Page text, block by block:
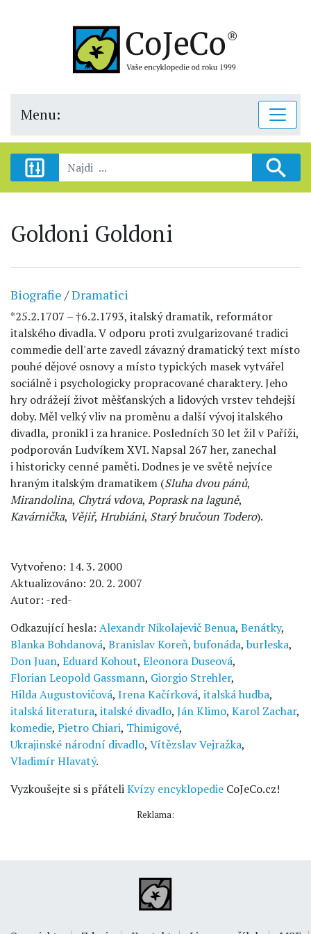
Menu:
Goldoni Goldoni
Biografie /Dramatici
*25.2.1707 – †6.2.1793, italský dramatik, reformátor
italského divadla. V odporu proti zvulgarizované tradici
commedie dell'arte zavedl závazný dramatický text místo
pouhé dějové osnovy a místo typických masek vytvářel
sociálně i psychologicky propracované charaktery. Jeho
hry odrážejí život měšťanských a lidových vrstev tehdejší
doby. Měl velký vliv na proměnu a další vývoj italského
divadla, pronikl i za hranice. Posledních 30 let žil v Paříži,
podporován Ludvíkem XVI. Napsal 267 her, zanechal
i historicky cenné paměti. Dodnes je ve světě nejvíce
hraným italským dramatikem (Sluha dvou pánů,
Mirandolina, Chytrá vdova, Poprask na laguně,
Kavárnička, Vějiř, Hrubiáni, Starý bručoun Todero).
Vytvořeno: 14. 3. 2000
Aktualizováno: 20. 2. 2007
Autor: -red-
Odkazující hesla: Alexandr Nikolajevič Benua, Benátky,
Blanka Bohdanová, Branislav Koreň, bufonáda, burleska,
Don Juan, Eduard Kohout, Eleonora Duseová,
Florian Leopold Gassmann, Giorgio Strehler,
Hilda Augustovičová, Irena Kačírková, italská hudba,
italská literatura, italské divadlo, Ján Klimo, Karol Zachar,
komedie, Pietro Chiari, Thimigové,
Ukrajinské národní divadlo, Vítězslav Vejražka,
Vladimír Hlavatý.
Vyzkoušejte si s přáteliKvízy encyklopedie CoJeCo.cz!
Reklama: